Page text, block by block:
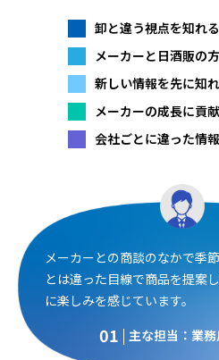
卸と違う視点を知れ
メーカーと日酒販の
新しい情報を先に知
メーカーの成長に貢
会社ごとに違った情
メーカーとの商談のなかで季
とは違った目線で商品を提案
に楽しみを感じています。
01 主な担当：業